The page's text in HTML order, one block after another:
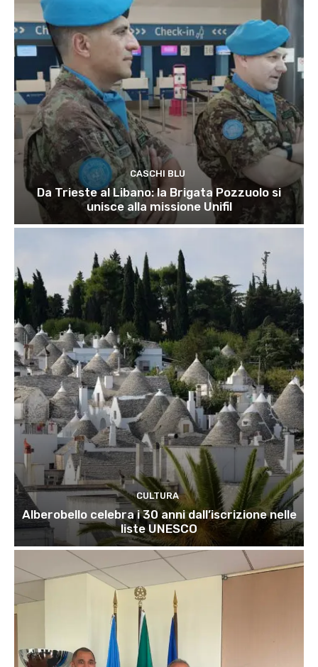
CASCHI BLU
Da Trieste al Libano: la Brigata Pozzuolo si
unisce alla missione Unifil
CULTURA
Alberobello celebra i 30 anni dall’iscrizione nelle
liste UNESCO